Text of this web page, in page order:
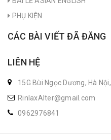
PHỤ KIỆN
CÁC BÀI VIẾT ĐÃ ĐĂNG
LIÊN HỆ
15G Bùi Ngọc Dương, Hà Nội,
RinlaxAlter@gmail.com
0962976841